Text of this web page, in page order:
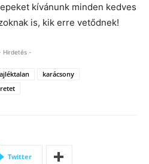
kívánunk minden kedves
is, kik erre vetődnek!
Hirdetés -
karácsony
Twitter